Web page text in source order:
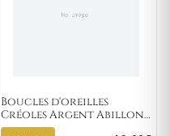
Boucles d'oreilles
Créoles Argent Abillon
Minimaliste